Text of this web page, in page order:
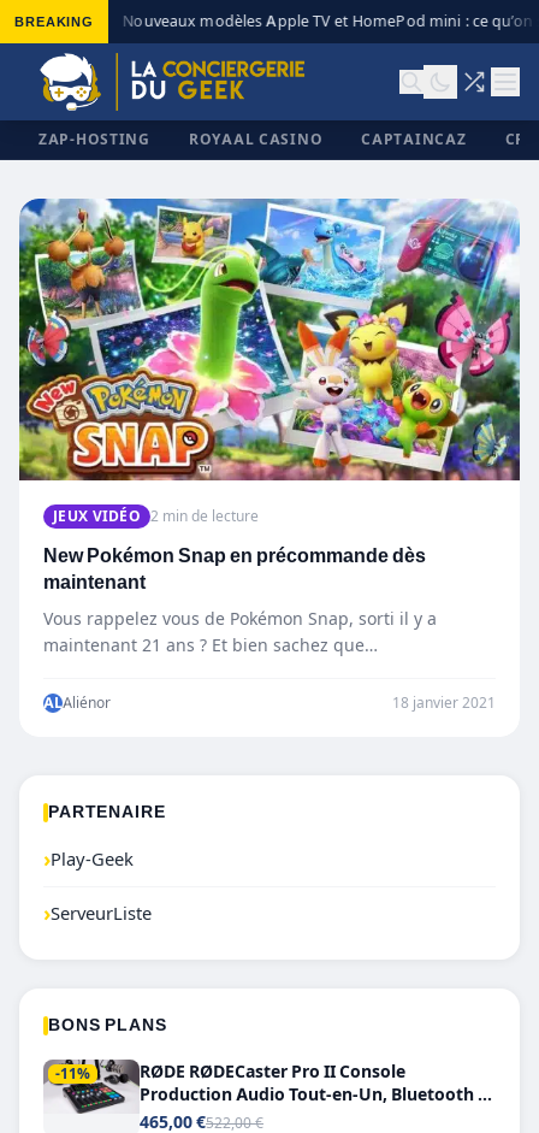
BREAKING Nouveaux modèles Apple TV et HomePod mini : ce qu’on
ZAP-HOSTING ROYAAL CASINO CAPTAINCAZ
✕
JEUX VIDÉO 2 min de lecture
New Pokémon Snap en précommande dès
maintenant
Vous rappelez vous de Pokémon Snap, sorti il y a
maintenant 21 ans ? Et bien sachez que…
ALAliénor 18 janvier 2021
PARTENAIRE
›Play-Geek
›ServeurListe
BONS PLANS
-11%
RØDE RØDECaster Pro II Console
Production Audio Tout-en-Un, Bluetooth et
Double USB-C
465,00 €522,00 €